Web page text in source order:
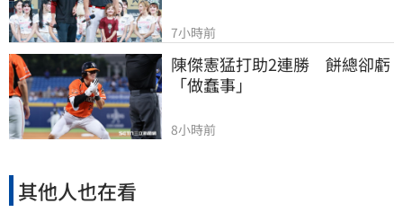
7小時前
陳傑憲猛打助2連勝　餅總卻虧
「做蠢事」
8小時前
其他人也在看